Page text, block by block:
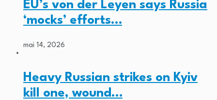
EU’s von der Leyen says Russia
‘mocks’ efforts…
mai 14, 2026
Heavy Russian strikes on Kyiv
kill one, wound…